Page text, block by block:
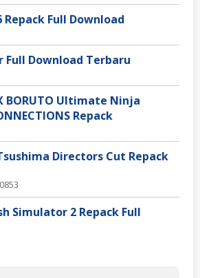
Repack Full Download
Full Download Terbaru
BORUTO Ultimate Ninja
Repack
Directors Cut Repack
Simulator 2 Repack Full